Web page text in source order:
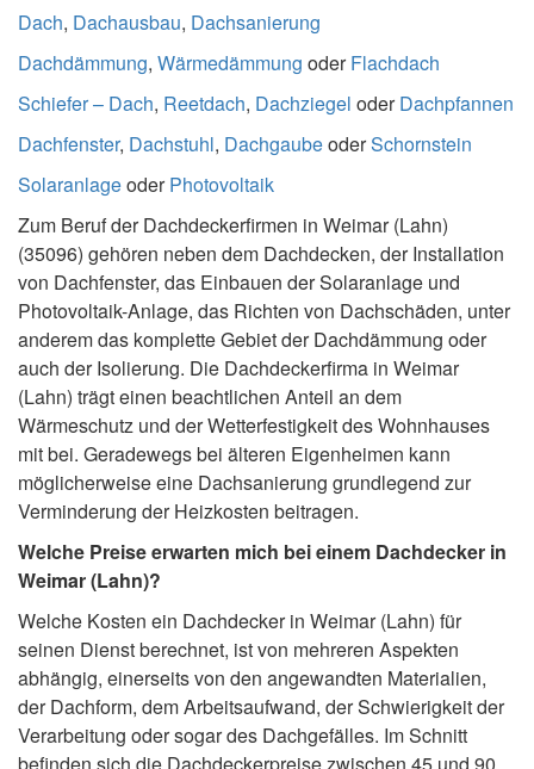
Dach, Dachausbau, Dachsanierung
Dachdämmung, Wärmedämmung oderFlachdach
Schiefer – Dach, Reetdach, Dachziegel oderDachpfannen
Dachfenster, Dachstuhl, DachgaubeoderSchornstein
SolaranlageoderPhotovoltaik
Zum Beruf der Dachdeckerfirmen in Weimar (Lahn)
(35096) gehören neben dem Dachdecken, der Installation
von Dachfenster, das Einbauen der Solaranlage und
Photovoltaik-Anlage, das Richten von Dachschäden, unter
anderem das komplette Gebiet der Dachdämmung oder
auch der Isolierung. Die Dachdeckerfirma in Weimar
(Lahn) trägt einen beachtlichen Anteil an dem
Wärmeschutz und der Wetterfestigkeit des Wohnhauses
mit bei. Geradewegs bei älteren Eigenheimen kann
möglicherweise eine Dachsanierung grundlegend zur
Verminderung der Heizkosten beitragen.
Welche Preise erwarten mich bei einem Dachdecker in
Weimar (Lahn)?
Welche Kosten ein Dachdecker in Weimar (Lahn) für
seinen Dienst berechnet, ist von mehreren Aspekten
abhängig, einerseits von den angewandten Materialien,
der Dachform, dem Arbeitsaufwand, der Schwierigkeit der
Verarbeitung oder sogar des Dachgefälles. Im Schnitt
befinden sich die Dachdeckerpreise zwischen 45 und 90